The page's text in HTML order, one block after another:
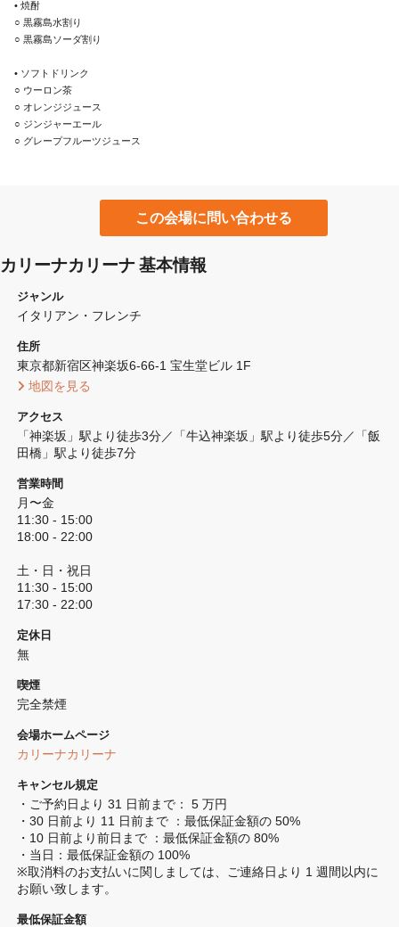
• 焼酎
○ 黒霧島水割り
○ 黒霧島ソーダ割り
• ソフトドリンク
○ ウーロン茶
○ オレンジジュース
○ ジンジャーエール
○ グレープフルーツジュース
この会場に問い合わせる
カリーナカリーナ 基本情報
ジャンル
イタリアン・フレンチ
住所
東京都新宿区神楽坂6-66-1 宝生堂ビル 1F
地図を見る
アクセス
「神楽坂」駅より徒歩3分／「牛込神楽坂」駅より徒歩5分／「飯
田橋」駅より徒歩7分
営業時間
月〜金
11:30 - 15:00
18:00 - 22:00
土・日・祝日
11:30 - 15:00
17:30 - 22:00
定休日
無
喫煙
完全禁煙
会場ホームページ
カリーナカリーナ
キャンセル規定
・ご予約日より 31 日前まで： 5 万円
・30 日前より 11 日前まで ：最低保証金額の 50%
・10 日前より前日まで ：最低保証金額の 80%
・当日：最低保証金額の 100%
※取消料のお支払いに関しましては、ご連絡日より 1 週間以内に
お願い致します。
最低保証金額